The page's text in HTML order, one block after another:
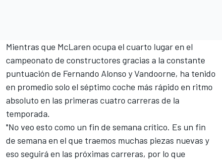
Mientras que McLaren ocupa el cuarto lugar en el
campeonato de constructores gracias a la constante
puntuación de Fernando Alonso y Vandoorne, ha tenido
en promedio solo el séptimo coche más rápido en ritmo
absoluto en las primeras cuatro carreras de la
temporada.
"No veo esto como un fin de semana crítico. Es un fin
de semana en el que traemos muchas piezas nuevas y
eso seguirá en las próximas carreras, por lo que